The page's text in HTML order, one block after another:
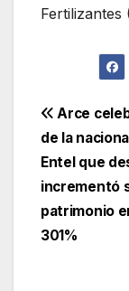
Fertilizantes
de
Arce
de la
Entel que
incrementó
patrimonio
301%